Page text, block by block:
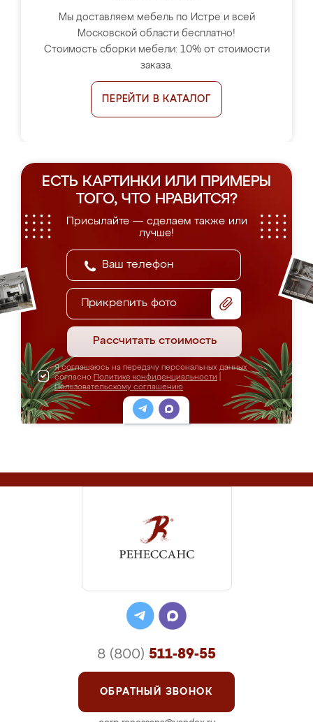
Мы доставляем мебель по Истре и всей
Московской области бесплатно!
Стоимость сборки мебели: 10% от стоимости
заказа.
ПЕРЕЙТИ В КАТАЛОГ
ЕСТЬ КАРТИНКИ ИЛИ ПРИМЕРЫ
ТОГО, ЧТО НРАВИТСЯ?
Присылайте — сделаем также или
лучше!
Прикрепить фото
Рассчитать стоимость
Я соглашаюсь на передачу персональных данных
согласно Политике конфиденциальности
Пользовательскому соглашению
8 (800) 511-89-55
ОБРАТНЫЙ ЗВОНОК